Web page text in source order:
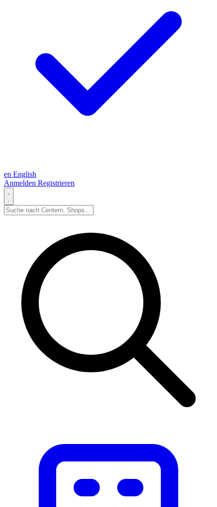
en English
Anmelden Registrieren